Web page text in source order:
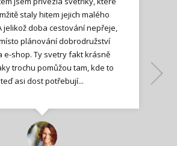
staly hitem jejich malého
jelikož doba cestování nepřeje,
plánování dobrodružství
e-shop. Ty svetry fakt krásně
trochu pomůžou tam, kde to
teď asi dost potřebují...
Jana T.
Ilona M.
Lenka K.
Nadšená zpráva
Katka Perháčová
Lenka K.